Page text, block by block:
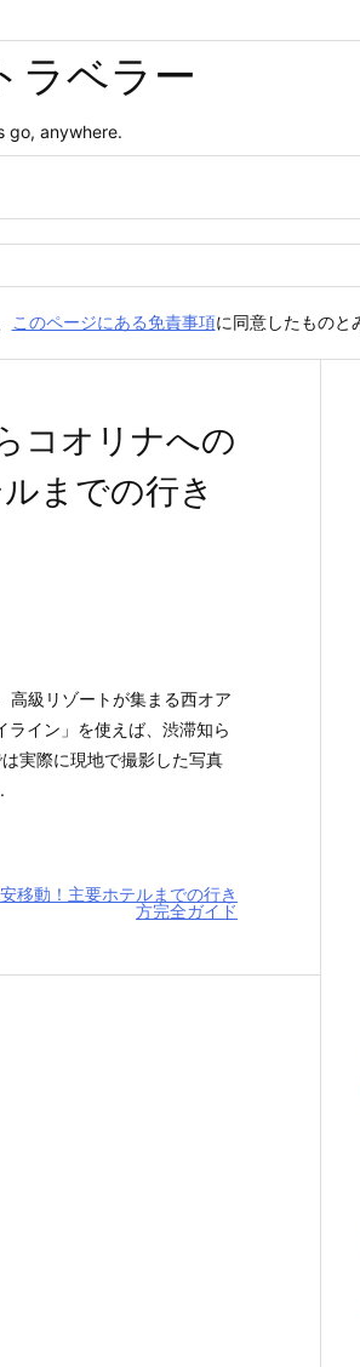
ラベラー
go, anywhere.
このページにある免責事項に同意したものと
コオリナへの
までの行き
高級リゾートが集まる西オア
イン」を使えば、渋滞知ら
実際に現地で撮影した写真
移動！主要ホテルまでの行き
方完全ガイド